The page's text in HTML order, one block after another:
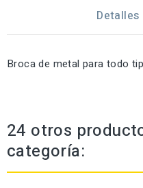
Detalles
Broca de metal para todo
24 otros
categoría: